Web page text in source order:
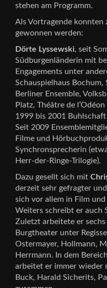
stehen am Programm.
Als Vortragende konnten
gewonnen werden:
Dörte Lyssewski, seit
Südburgenländerin mit
Engagements unter
Schauspielhaus
Berliner Ensemble,
Platz, Théâtre de
1999 bis 2001 Buhlschaft
Seit 2009
Filme und
Synchronsprecherin
Herr-der-Ringe-Trilogie).
Dazu gesellt sich mit
derzeit sehr gefragter
sich vor allem in Film
Weiters schreibt er auch
Zuletzt arbeitete er
Burgtheater unter
Ostermayer, Hollmann,
Herrmann. In dem
arbeitet er immer wieder
Buck, Harald Sicherits,